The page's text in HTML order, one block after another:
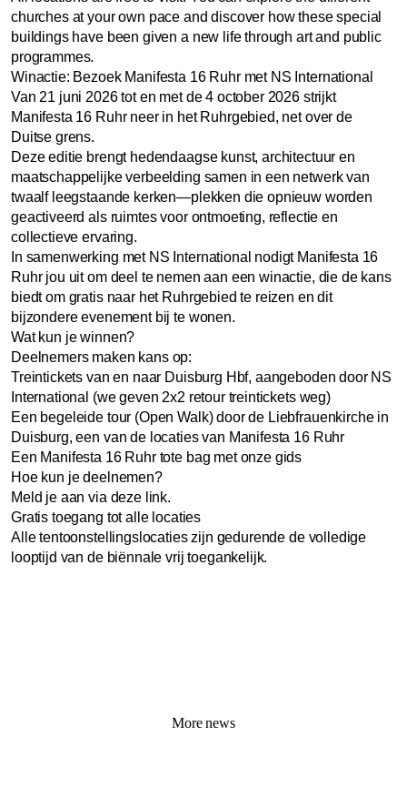
churches at your own pace and discover how these special
buildings have been given a new life through art and public
programmes.
Winactie: Bezoek Manifesta 16 Ruhr met NS International
Van 21 juni 2026 tot en met de 4 october 2026 strijkt
Manifesta 16 Ruhr neer in het Ruhrgebied, net over de
Duitse grens.
Deze editie brengt hedendaagse kunst, architectuur en
maatschappelijke verbeelding samen in een netwerk van
twaalf leegstaande kerken—plekken die opnieuw worden
geactiveerd als ruimtes voor ontmoeting, reflectie en
collectieve ervaring.
In samenwerking met NS International nodigt Manifesta 16
Ruhr jou uit om deel te nemen aan een winactie, die de kans
biedt om gratis naar het Ruhrgebied te reizen en dit
bijzondere evenement bij te wonen.
Wat kun je winnen?
Deelnemers maken kans op:
Treintickets van en naar Duisburg Hbf, aangeboden door NS
International (we geven 2x2 retour treintickets weg)
Een begeleide tour (Open Walk) door de Liebfrauenkirche in
Duisburg, een van de locaties van Manifesta 16 Ruhr
Een Manifesta 16 Ruhr tote bag met onze gids
Hoe kun je deelnemen?
Meld je aan via deze link.
Gratis toegang tot alle locaties
Alle tentoonstellingslocaties zijn gedurende de volledige
looptijd van de biënnale vrij toegankelijk.
More news